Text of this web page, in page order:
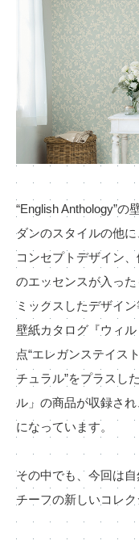
お知らせプライバシー
“English Anthology”
ダンのスタイルの他
コンセプトデザイン
のエッセンスが入っ
ミックスしたデザイン
壁紙カタログ『ウィ
点“エレガンステイス
チュラル”をプラスし
ル」の商品が収録さ
になっています。
その中でも、今回は
チーフの新しいコレク